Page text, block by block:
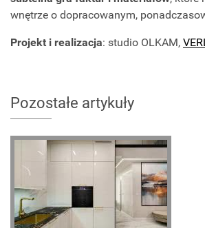
wnętrze o dopracowanym,
Projekt i realizacja: studio OLKAM,
Pozostałe artykuły